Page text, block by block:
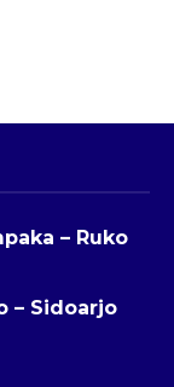
– Ruko
– Sidoarjo